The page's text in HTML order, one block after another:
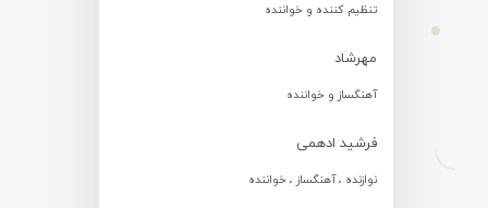
تنظیم کننده و خواننده
مهرشاد
آهنگساز و خواننده
فرشید ادهمی
نوازنده ، آهنگساز ، خواننده